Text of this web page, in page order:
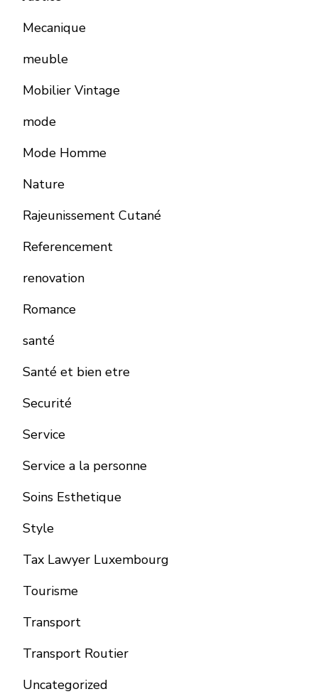
Mecanique
meuble
Mobilier Vintage
mode
Mode Homme
Nature
Rajeunissement Cutané
Referencement
renovation
Romance
santé
Santé et bien etre
Securité
Service
Service a la personne
Soins Esthetique
Style
Tax Lawyer Luxembourg
Tourisme
Transport
Transport Routier
Uncategorized